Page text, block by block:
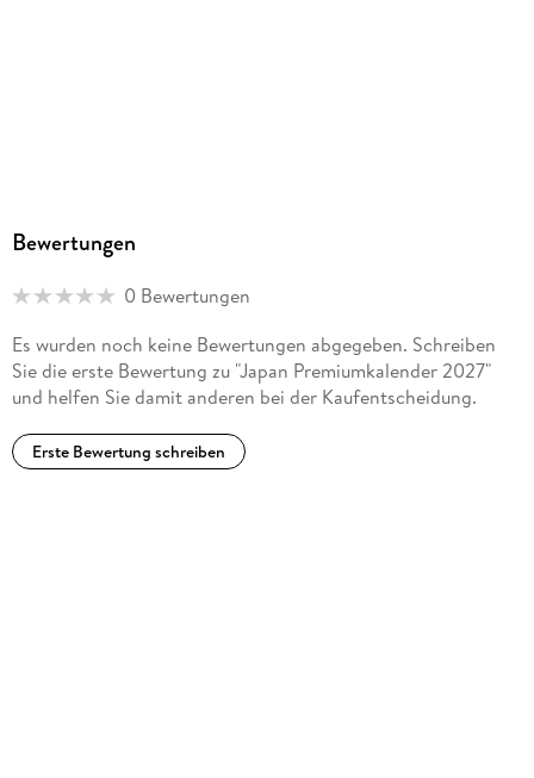
Bewertungen
0 Bewertungen
Es wurden noch keine Bewertungen abgegeben. Schreiben
Sie die erste Bewertung zu "Japan Premiumkalender 2027"
und helfen Sie damit anderen bei der Kaufentscheidung.
Erste Bewertung schreiben